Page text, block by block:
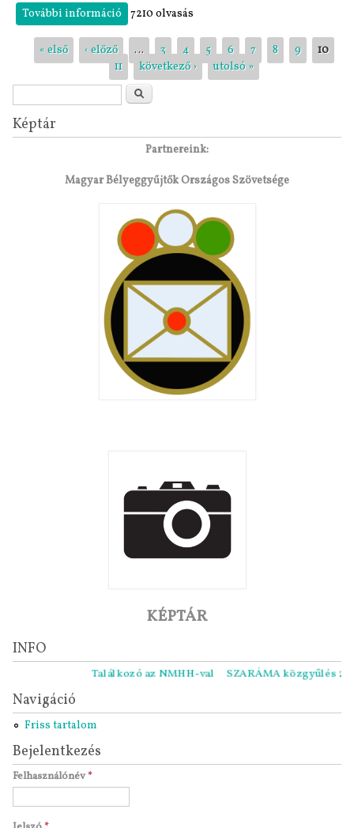
További információ Rádió Eger: csak jó hírek tartalommal
kapcsolatosan
7210 olvasás
Oldalak
« első ‹ előző … 3 4 5 6 7 8 9
10
11
következő › utolsó »
Keresés
Képtár
Partnereink:
Magyar Bélyeggyűjtők Országos Szövetsége
KÉPTÁR
INFO
Találkozó az NMHH-val SZARÁMA közgyűlés
Navigáció
Friss tartalom
Bejelentkezés
Felhasználónév *